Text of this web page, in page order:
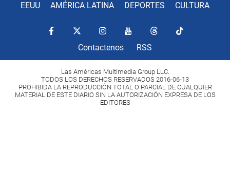
EEUU AMÉRICA LATINA DEPORTES CULTURA
Contactenos RSS
Las Américas Multimedia Group LLC.
TODOS LOS DERECHOS RESERVADOS 2016-06-13
PROHIBIDA LA REPRODUCCIÓN TOTAL O PARCIAL DE CUALQUIER
MATERIAL DE ESTE DIARIO SIN LA AUTORIZACIÓN EXPRESA DE LOS
EDITORES